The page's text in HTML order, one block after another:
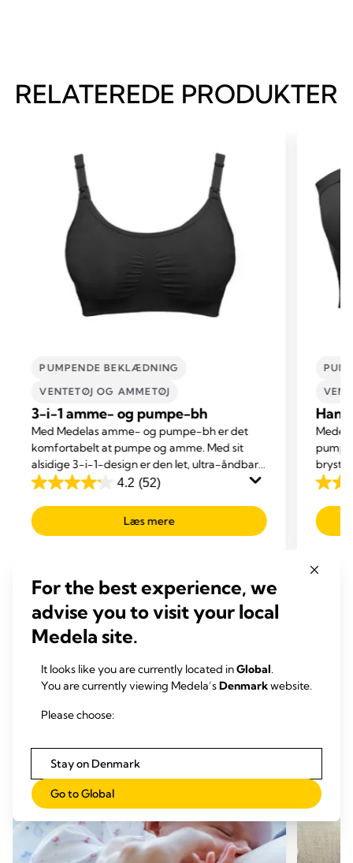
RELATEREDE PRODUKTER
PUMPENDE BEKLÆDNING
VENTETØJ OG AMMETØJ
3-i-1 amme- og pumpe-bh
Med Medelas amme- og pumpe-bh er det
komfortabelt at pumpe og amme. Med sit
alsidige 3-i-1-design er den let, ultra-åndbar
og har Adaptive Stretch™, der giver en
4.2 (52)
4.2
ud
af
52
anmeldelser
Læs mere
3.8
ud
af
RELATEREDE ARTIKLER
Artikler, der kan have interesse
For the best experience, we
advise you to visit your local
Medela site.
It looks like you are currently located inGlobal.
You are currently viewing Medela’sDenmarkwebsite.
Please choose:
Stay on Denmark
Go to Global